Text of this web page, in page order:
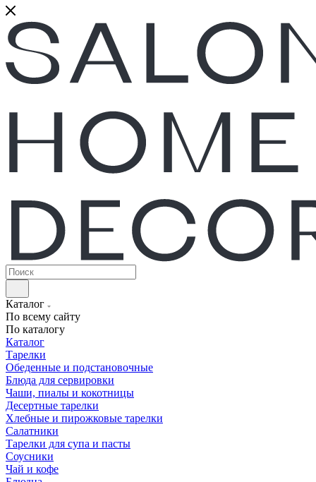
Каталог
По всему сайту
По каталогу
Каталог
Тарелки
Обеденные и подстановочные
Блюда для сервировки
Чаши, пиалы и кокотницы
Десертные тарелки
Хлебные и пирожковые тарелки
Салатники
Тарелки для супа и пасты
Соусники
Чай и кофе